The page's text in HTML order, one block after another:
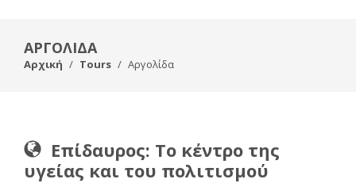
ΑΡΓΟΛΙΔΑ
Αρχική Tours Αργολίδα
Επίδαυρος: Το κέντρο της
υγείας και του πολιτισμού